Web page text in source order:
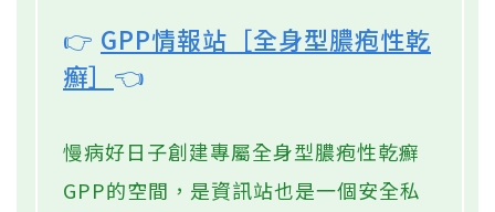
👉 GPP情報站［全身型膿疱性乾
癬］ 👈
慢病好日子創建專屬全身型膿疱性乾癬
GPP的空間，是資訊站也是一個安全私